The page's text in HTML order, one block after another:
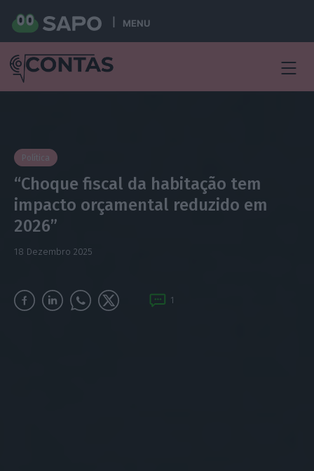
MENU
Política
“Choque fiscal da habitação tem
impacto orçamental reduzido em
2026”
18 Dezembro 2025
1